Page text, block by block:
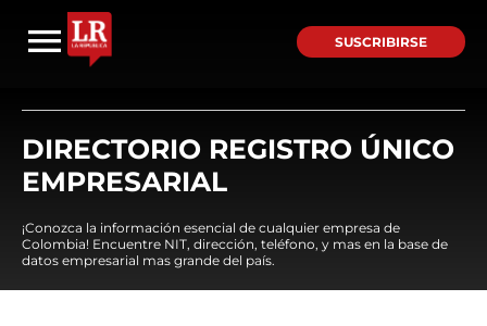
SUSCRIBIRSE
DIRECTORIO REGISTRO ÚNICO
EMPRESARIAL
¡Conozca la información esencial de cualquier empresa de
Colombia! Encuentre NIT, dirección, teléfono, y mas en la base de
datos empresarial mas grande del país.